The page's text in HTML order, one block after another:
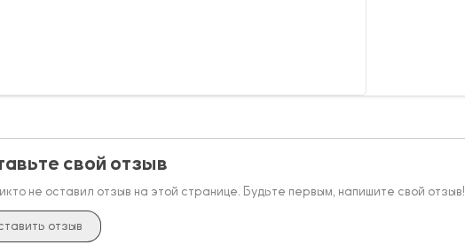
свой отзыв
не оставил отзыв на этой странице. Будьте первым, напишите свой отзыв!
отзыв